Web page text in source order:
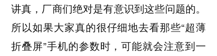
讲真，厂商们绝对是有意识到这些问题的。
所以如果大家真的很仔细地去看那些“超薄
折叠屏”手机的参数时，可能就会注意到一